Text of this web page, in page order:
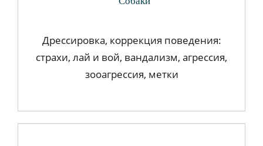
Дрессировка, коррекция поведения:
страхи, лай и вой, вандализм, агрессия,
зооагрессия, метки